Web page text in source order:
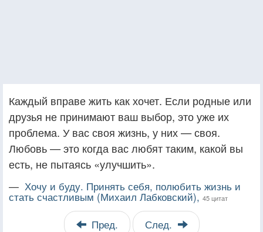
Каждый вправе жить как хочет. Если родные или
друзья не принимают ваш выбор, это уже их
проблема. У вас своя жизнь, у них — своя.
Любовь — это когда вас любят таким, какой вы
есть, не пытаясь «улучшить».
— Хочу и буду. Принять себя, полюбить жизнь и
стать счастливым (Михаил Лабковский), 45 цитат
Пред. След.